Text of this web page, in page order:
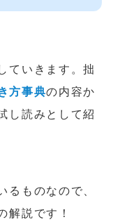
ていきます。拙
方事典の内容か
し読みとして紹
ものなので、
解説です！